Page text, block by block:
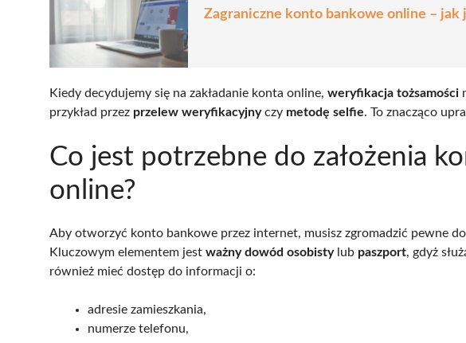
Zagraniczne konto bankowe online – jak
Kiedy decydujemy się na zakładanie konta online, weryfikacja tożsamości
przykład przez przelew weryfikacyjnyczy metodę selfie. To znacząco
Co jest potrzebne do założenia
online?
Aby otworzyć konto bankowe przez internet, musisz zgromadzić pewne
Kluczowym elementem jest ważny dowód osobistylub paszport, gdyż
również mieć dostęp do informacji o:
adresie zamieszkania,
numerze telefonu,